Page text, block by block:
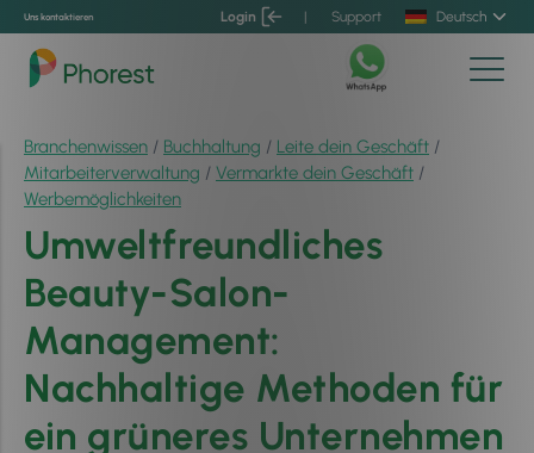
Uns kontaktieren Login | Support Deutsch
Branchenwissen / Buchhaltung / Leite dein Geschäft /
Mitarbeiterverwaltung / Vermarkte dein Geschäft /
Werbemöglichkeiten
Umweltfreundliches
Beauty-Salon-
Management:
Nachhaltige Methoden für
ein grüneres Unternehmen